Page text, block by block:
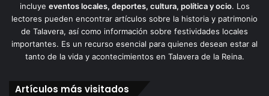
incluye eventos locales, deportes, cultura, política y ocio. Los
lectores pueden encontrar artículos sobre la historia y patrimonio
de Talavera, así como información sobre festividades locales
importantes. Es un recurso esencial para quienes desean estar al
tanto de la vida y acontecimientos en Talavera de la Reina.
Artículos más visitados